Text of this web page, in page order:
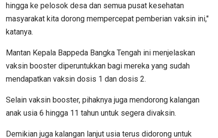
hingga ke pelosok desa dan semua pusat kesehatan
masyarakat kita dorong mempercepat pemberian vaksin ini,"
katanya.
Mantan Kepala Bappeda Bangka Tengah ini menjelaskan
vaksin booster diperuntukkan bagi mereka yang sudah
mendapatkan vaksin dosis 1 dan dosis 2.
Selain vaksin booster, pihaknya juga mendorong kalangan
anak usia 6 hingga 11 tahun untuk segera divaksin.
Demikian juga kalangan lanjut usia terus didorong untuk